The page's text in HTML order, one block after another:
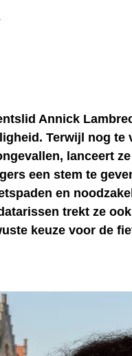
Annick
Terwijl nog te
lanceert ze
een stem te
en
trekt ze
keuze voor de